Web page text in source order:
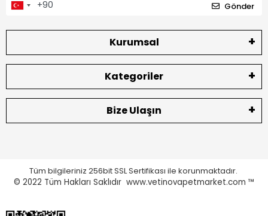
Gönder
Kurumsal
Kategoriler
Bize Ulaşın
Tüm bilgileriniz 256bit SSL Sertifikası ile korunmaktadır.
© 2022 Tüm Hakları Saklıdır www.vetinovapetmarket.com ™